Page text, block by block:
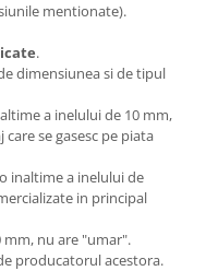
mentionate).
.
dimensiunea si de tipul
a inelului de 10 mm,
se gasesc pe piata
inaltime a inelului de
in principal
mm, nu are "umar".
producatorul acestora.